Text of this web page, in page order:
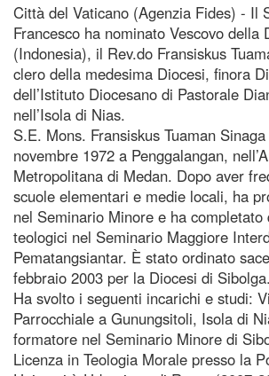
Città del Vaticano (Agenzia Fides) - Il
Francesco ha nominato Vescovo della
(Indonesia), il Rev.do Fransiskus
clero della medesima Diocesi, finora
dell’Istituto Diocesano di Pastorale
nell’Isola di Nias.
S.E. Mons. Fransiskus Tuaman
novembre 1972 a Penggalangan,
Metropolitana di Medan. Dopo aver
scuole elementari e medie locali, ha
nel Seminario Minore e ha completato
teologici nel Seminario Maggiore
Pematangsiantar. È stato ordinato
febbraio 2003 per la Diocesi di Sibolga.
Ha svolto i seguenti incarichi e studi:
Parrocchiale a Gunungsitoli, Isola di
formatore nel Seminario Minore di
Licenza in Teologia Morale presso la